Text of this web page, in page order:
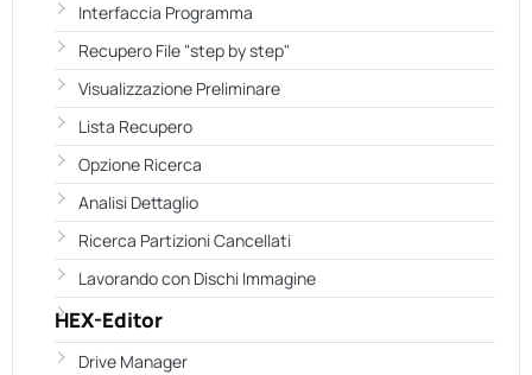
Interfaccia Programma
Recupero File "step by step"
Visualizzazione Preliminare
Lista Recupero
Opzione Ricerca
Analisi Dettaglio
Ricerca Partizioni Cancellati
Lavorando con Dischi Immagine
HEX-Editor
Drive Manager